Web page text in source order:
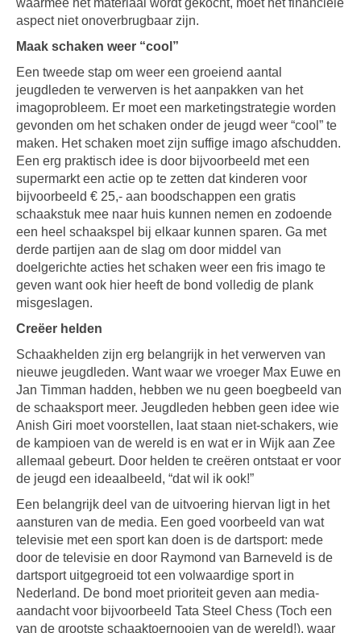
waarmee het materiaal wordt gekocht, moet het financiële
aspect niet onoverbrugbaar zijn.
Maak schaken weer “cool”
Een tweede stap om weer een groeiend aantal
jeugdleden te verwerven is het aanpakken van het
imagoprobleem. Er moet een marketingstrategie worden
gevonden om het schaken onder de jeugd weer “cool” te
maken. Het schaken moet zijn suffige imago afschudden.
Een erg praktisch idee is door bijvoorbeeld met een
supermarkt een actie op te zetten dat kinderen voor
bijvoorbeeld € 25,- aan boodschappen een gratis
schaakstuk mee naar huis kunnen nemen en zodoende
een heel schaakspel bij elkaar kunnen sparen. Ga met
derde partijen aan de slag om door middel van
doelgerichte acties het schaken weer een fris imago te
geven want ook hier heeft de bond volledig de plank
misgeslagen.
Creëer helden
Schaakhelden zijn erg belangrijk in het verwerven van
nieuwe jeugdleden. Want waar we vroeger Max Euwe en
Jan Timman hadden, hebben we nu geen boegbeeld van
de schaaksport meer. Jeugdleden hebben geen idee wie
Anish Giri moet voorstellen, laat staan niet-schakers, wie
de kampioen van de wereld is en wat er in Wijk aan Zee
allemaal gebeurt. Door helden te creëren ontstaat er voor
de jeugd een ideaalbeeld, “dat wil ik ook!”
Een belangrijk deel van de uitvoering hiervan ligt in het
aansturen van de media. Een goed voorbeeld van wat
televisie met een sport kan doen is de dartsport: mede
door de televisie en door Raymond van Barneveld is de
dartsport uitgegroeid tot een volwaardige sport in
Nederland. De bond moet prioriteit geven aan media-
aandacht voor bijvoorbeeld Tata Steel Chess (Toch een
van de grootste schaaktoernooien van de wereld!), waar